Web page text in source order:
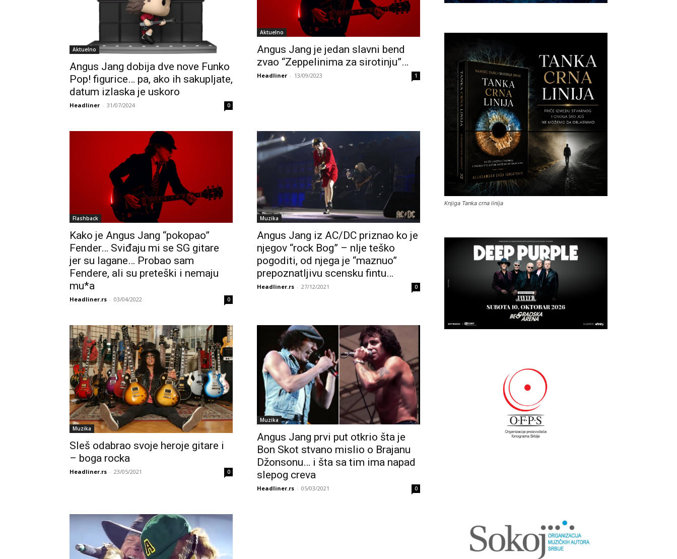
Aktuelno
Angus Jang dobija dve nove Funko
Pop! figurice… pa, ako ih sakupljate,
datum izlaska je uskoro
Headliner - 31/07/2024 0
Aktuelno
Angus Jang je jedan slavni bend
zvao “Zeppelinima za sirotinju”…
Headliner - 13/09/2023 1
Flashback
Kako je Angus Jang “pokopao”
Fender… Sviđaju mi se SG gitare
jer su lagane… Probao sam
Fendere, ali su preteški i nemaju
mu*a
Headliner.rs - 03/04/2022 0
Muzika
Angus Jang iz AC/DC priznao ko je
njegov “rock Bog” – nIje teško
pogoditi, od njega je “maznuo”
prepoznatljivu scensku fintu…
Headliner.rs - 27/12/2021 0
Muzika
Sleš odabrao svoje heroje gitare i
– boga rocka
Headliner.rs - 23/05/2021 0
Muzika
Angus Jang prvi put otkrio šta je
Bon Skot stvano mislio o Brajanu
Džonsonu… i šta sa tim ima napad
slepog creva
Headliner.rs - 05/03/2021 0
Knjiga Tanka crna linija